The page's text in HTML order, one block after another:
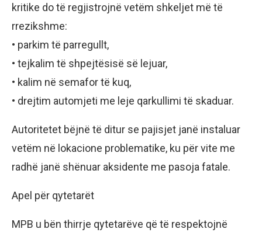
kritike do të regjistrojnë vetëm shkeljet më të
rrezikshme:
• parkim të parregullt,
• tejkalim të shpejtësisë së lejuar,
• kalim në semafor të kuq,
• drejtim automjeti me leje qarkullimi të skaduar.
Autoritetet bëjnë të ditur se pajisjet janë instaluar
vetëm në lokacione problematike, ku për vite me
radhë janë shënuar aksidente me pasoja fatale.
Apel për qytetarët
MPB u bën thirrje qytetarëve që të respektojnë